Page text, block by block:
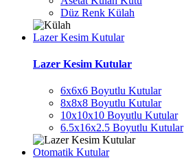
Düz Renk Külah
Lazer Kesim Kutular
Lazer Kesim Kutular
6x6x6 Boyutlu Kutular
8x8x8 Boyutlu Kutular
10x10x10 Boyutlu Kutular
6.5x16x2.5 Boyutlu Kutular
Otomatik Kutular